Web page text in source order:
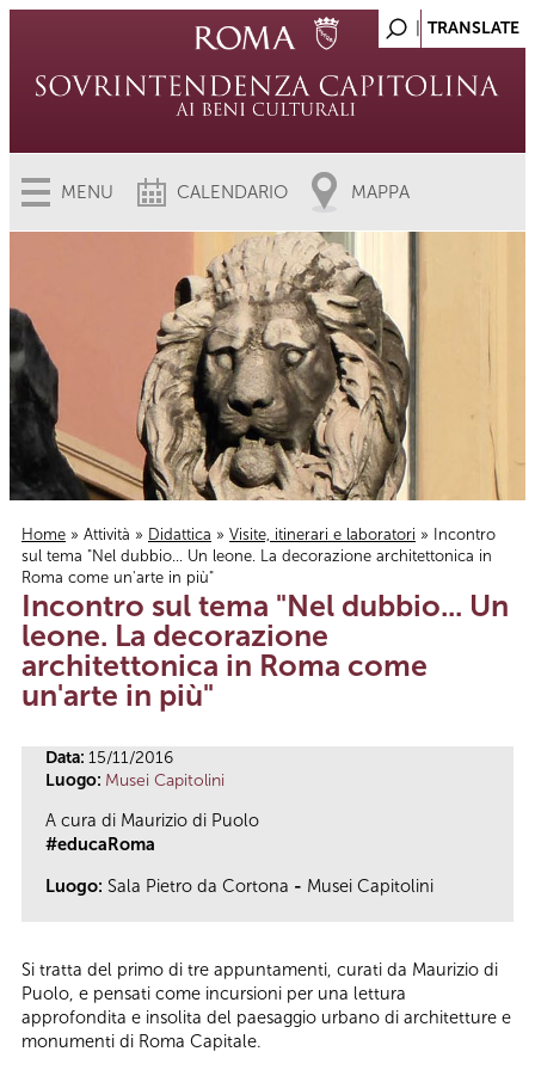
MENU CALENDARIO MAPPA
Tu sei qui
Home » Attività » Didattica » Visite, itinerari e laboratori » Incontro
sul tema "Nel dubbio... Un leone. La decorazione architettonica in
Roma come un'arte in più"
Incontro sul tema "Nel dubbio... Un
leone. La decorazione
architettonica in Roma come
un'arte in più"
Data: 15/11/2016
Luogo: Musei Capitolini
A cura di Maurizio di Puolo
#educaRoma
Luogo: Sala Pietro da Cortona - Musei Capitolini
Si tratta del primo di tre appuntamenti, curati da Maurizio di
Puolo, e pensati come incursioni per una lettura
approfondita e insolita del paesaggio urbano di architetture e
monumenti di Roma Capitale.